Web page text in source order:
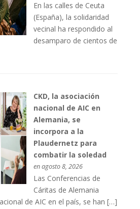
En las calles de Ceuta
(España), la solidaridad
vecinal ha respondido al
desamparo de cientos de
CKD, la asociación
nacional de AIC en
Alemania, se
incorpora a la
Plaudernetz para
combatir la soledad
en agosto 8, 2026
Las Conferencias de
Cáritas de Alemania
de AIC en el país, se han […]